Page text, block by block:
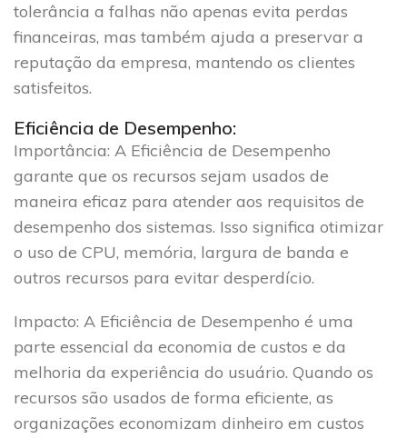
tolerância a falhas não apenas evita perdas
financeiras, mas também ajuda a preservar a
reputação da empresa, mantendo os clientes
satisfeitos.
Eficiência de Desempenho:
Importância: A Eficiência de Desempenho
garante que os recursos sejam usados de
maneira eficaz para atender aos requisitos de
desempenho dos sistemas. Isso significa otimizar
o uso de CPU, memória, largura de banda e
outros recursos para evitar desperdício.
Impacto: A Eficiência de Desempenho é uma
parte essencial da economia de custos e da
melhoria da experiência do usuário. Quando os
recursos são usados de forma eficiente, as
organizações economizam dinheiro em custos